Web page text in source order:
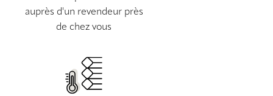
auprès d'un revendeur près
de chez vous